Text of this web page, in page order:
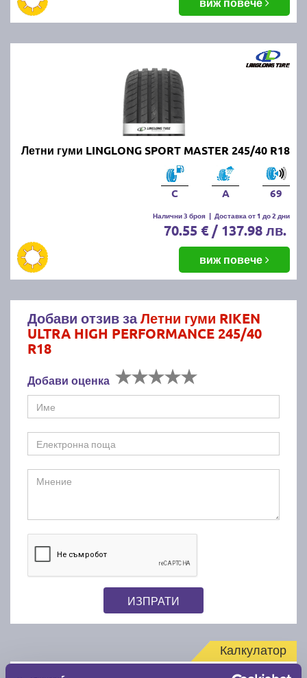
Летни гуми LINGLONG SPORT MASTER 245/40 R18
C A 69
Налични 3 броя | Доставка от 1 до 2 дни
70.55 € / 137.98 лв.
виж повече
Добави отзив заЛетни гуми RIKEN
ULTRA HIGH PERFORMANCE 245/40
R18
Добави оценка
ИЗПРАТИ
Калкулатор